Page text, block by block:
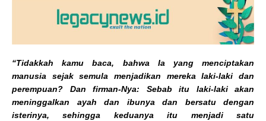
“Tidakkah kamu baca, bahwa Ia yang menciptakan
manusia sejak semula menjadikan mereka laki-laki dan
perempuan? Dan firman-Nya: Sebab itu laki-laki akan
meninggalkan ayah dan ibunya dan bersatu dengan
isterinya, sehingga keduanya itu menjadi satu